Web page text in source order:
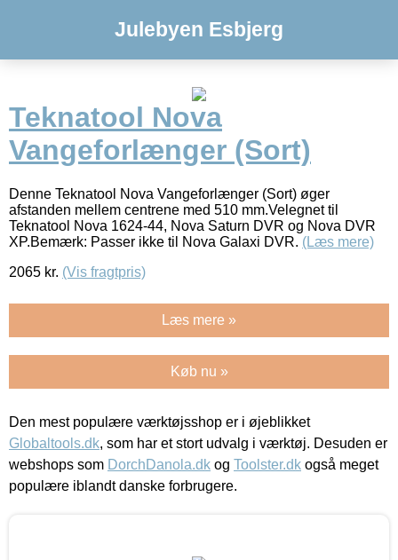
Julebyen Esbjerg
Teknatool Nova
Vangeforlænger (Sort)
Denne Teknatool Nova Vangeforlænger (Sort) øger
afstanden mellem centrene med 510 mm.Velegnet til
Teknatool Nova 1624-44, Nova Saturn DVR og Nova DVR
XP.Bemærk: Passer ikke til Nova Galaxi DVR. (Læs mere)
2065 kr. (Vis fragtpris)
Læs mere »
Køb nu »
Den mest populære værktøjsshop er i øjeblikket
Globaltools.dk, som har et stort udvalg i værktøj. Desuden er
webshops som DorchDanola.dk og Toolster.dk også meget
populære iblandt danske forbrugere.